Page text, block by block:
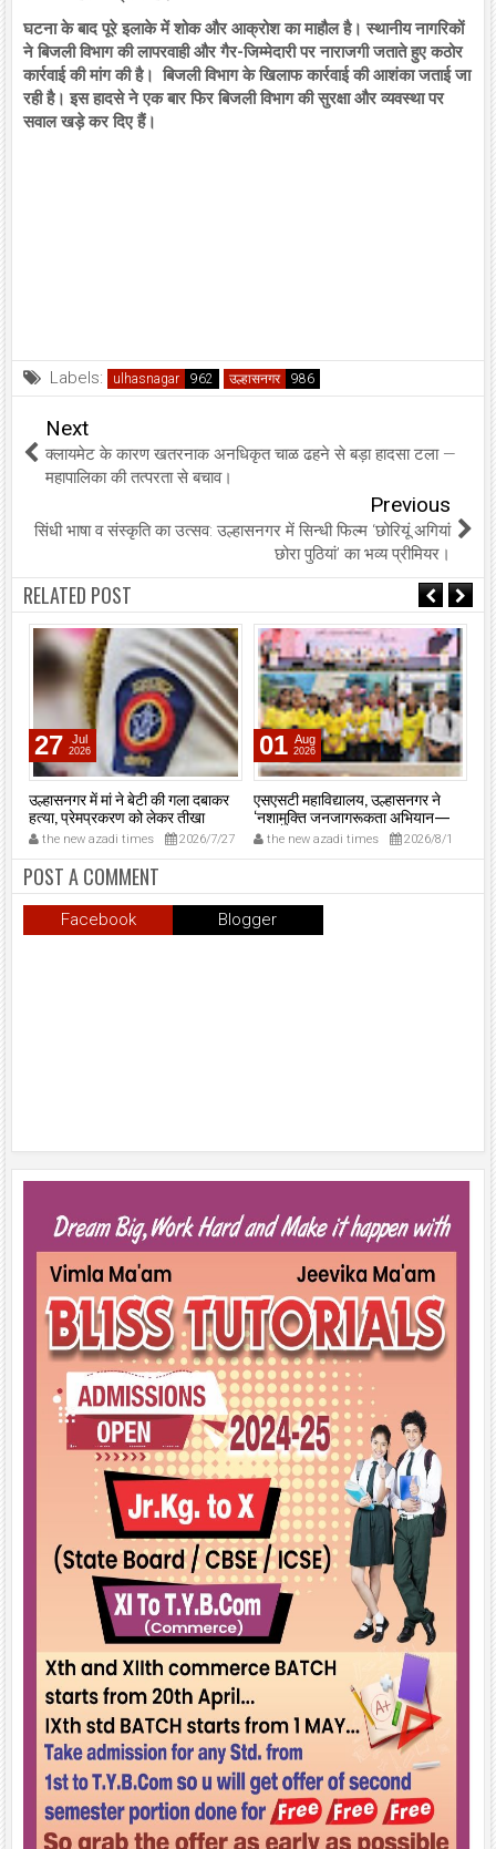
घटना के बाद पूरे इलाके में शोक और आक्रोश का माहौल है। स्थानीय नागरिकों
ने बिजली विभाग की लापरवाही और गैर-जिम्मेदारी पर नाराजगी जताते हुए कठोर
कार्रवाई की मांग की है। बिजली विभाग के खिलाफ कार्रवाई की आशंका जताई जा
रही है। इस हादसे ने एक बार फिर बिजली विभाग की सुरक्षा और व्यवस्था पर
सवाल खड़े कर दिए हैं।
Labels: ulhasnagar उल्हासनगर
Next
क्लायमेट के कारण खतरनाक अनधिकृत चाळ ढहने से बड़ा हादसा टला —
महापालिका की तत्परता से बचाव।
Previous
सिंधी भाषा व संस्कृति का उत्सव: उल्हासनगर में सिन्धी फिल्म ‘छोरियूं अगियां
छोरा पुठियां’ का भव्य प्रीमियर।
RELATED POST
27 Jul
2026
उल्हासनगर में मां ने बेटी की गला दबाकर
हत्या, प्रेमप्रकरण को लेकर तीखा
विवाद।
the new azadi times 2026/7/27
01 Aug
2026
एसएसटी महाविद्यालय, उल्हासनगर ने
‘नशामुक्ति जनजागरूकता अभियान—
मुंबई 2026’ में दी मजबूत मौजूदगी,
मुख्यमंत्री देवेंद्र फडणवीस की मौजूदगी में
उल्हासनगर में भी दिखाया गया; छात्रों ने
प्रत्यक्ष व ऑनलाइन हिस्सेदारी कर
समाज में नशामुक्ति का संदेश फैलाया।
the new azadi times 2026/8/1
POST A COMMENT
Facebook Blogger